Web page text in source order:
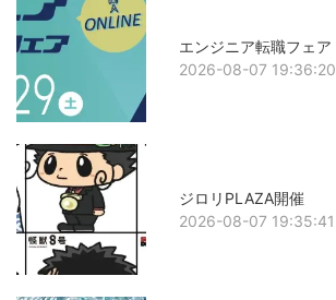
エンジニア転職フェア
2026-08-07 19:36:20
ジロリPLAZA開催
2026-08-07 19:35:41